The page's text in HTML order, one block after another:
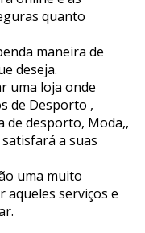
quanto
maneira de
deseja.
uma loja onde
de Desporto ,
de desporto, Moda,,
a suas
uma muito
aqueles serviços e